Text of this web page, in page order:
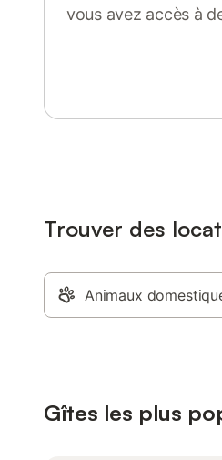
vous avez accès à
Trouver des
Animaux
Gîtes les plus